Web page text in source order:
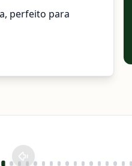
perfeito para